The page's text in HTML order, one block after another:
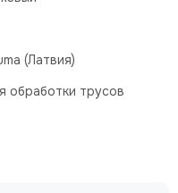
(Латвия)
обработки трусов